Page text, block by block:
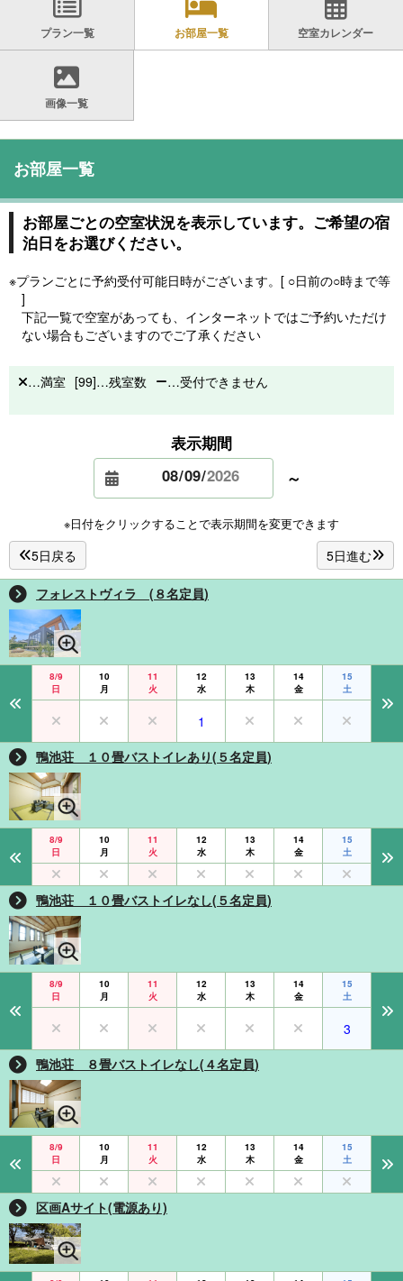
プラン一覧 お部屋一覧 空室カレンダー
画像一覧
お部屋一覧
お部屋ごとの空室状況を表示しています。ご希望の宿
泊日をお選びください。
※プランごとに予約受付可能日時がございます。[ ○日前の○時まで等
]
下記一覧で空室があっても、インターネットではご予約いただけ
ない場合もございますのでご了承ください
…満室 [99]…残室数 …受付できません
表示期間
～
※日付をクリックすることで表示期間を変更できます
5日戻る 5日進む
フォレストヴィラ (８名定員)
8/9
日
10
月
11
火
12
水
13
木
14
金
15
土
1
鴨池荘 １０畳バストイレあり(５名定員)
8/9
日
10
月
11
火
12
水
13
木
14
金
15
土
鴨池荘 １０畳バストイレなし(５名定員)
8/9
日
10
月
11
火
12
水
13
木
14
金
15
土
3
鴨池荘 ８畳バストイレなし(４名定員)
8/9
日
10
月
11
火
12
水
13
木
14
金
15
土
区画Aサイト(電源あり)